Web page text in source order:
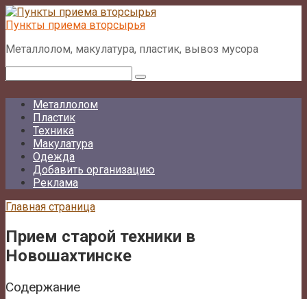
Перейти
к
Пункты приема вторсырья
Металлолом, макулатура, пластик, вывоз мусора
Металлолом
Пластик
Техника
Макулатура
Одежда
Добавить организацию
Реклама
Главная страница
Прием старой техники в
Новошахтинске
Содержание